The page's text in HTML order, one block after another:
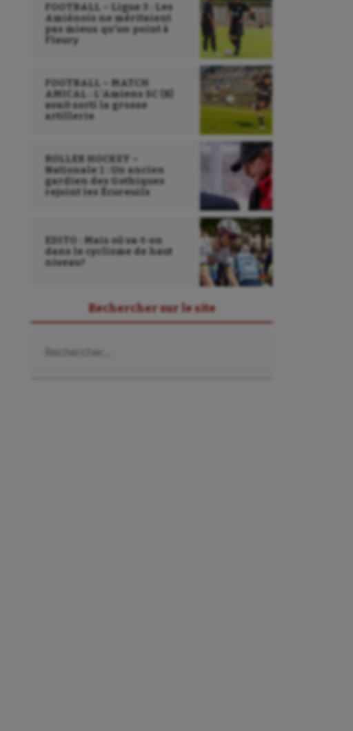
FOOTBALL – Ligue 3 : Les
Amiénois ne méritaient
pas mieux qu’un point à
Fleury
FOOTBALL – MATCH
AMICAL : L’Amiens SC (B)
avait sorti la grosse
artillerie
ROLLER HOCKEY –
Nationale 1 : Un ancien
gardien des Gothiques
rejoint les Écureuils
EDITO : Mais où va-t-on
dans le cyclisme de haut
niveau?
Rechercher sur le site